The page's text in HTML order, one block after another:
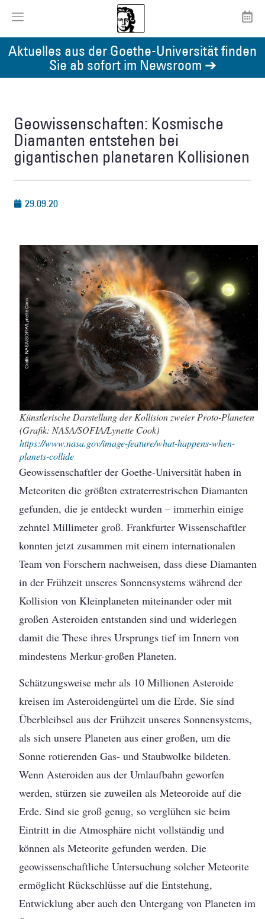
Aktuelles aus der Goethe-Universität finden
Sie ab sofort im Newsroom ➔
Geowissenschaften: Kosmische
Diamanten entstehen bei
gigantischen planetaren Kollisionen
29.09.20
Künstlerische Darstellung der Kollision zweier Proto-Planeten
(Grafik: NASA/SOFIA/Lynette Cook)
https://www.nasa.gov/image-feature/what-happens-when-
planets-collide
Geowissenschaftler der Goethe-Universität haben in
Meteoriten die größten extraterrestrischen Diamanten
gefunden, die je entdeckt wurden – immerhin einige
zehntel Millimeter groß. Frankfurter Wissenschaftler
konnten jetzt zusammen mit einem internationalen
Team von Forschern nachweisen, dass diese Diamanten
in der Frühzeit unseres Sonnensystems während der
Kollision von Kleinplaneten miteinander oder mit
großen Asteroiden entstanden sind und widerlegen
damit die These ihres Ursprungs tief im Innern von
mindestens Merkur-großen Planeten.
Schätzungsweise mehr als 10 Millionen Asteroide
kreisen im Asteroidengürtel um die Erde. Sie sind
Überbleibsel aus der Frühzeit unseres Sonnensystems,
als sich unsere Planeten aus einer großen, um die
Sonne rotierenden Gas- und Staubwolke bildeten.
Wenn Asteroiden aus der Umlaufbahn geworfen
werden, stürzen sie zuweilen als Meteoroide auf die
Erde. Sind sie groß genug, so verglühen sie beim
Eintritt in die Atmosphäre nicht vollständig und
können als Meteorite gefunden werden. Die
geowissenschaftliche Untersuchung solcher Meteorite
ermöglicht Rückschlüsse auf die Entstehung,
Entwicklung aber auch den Untergang von Planeten im